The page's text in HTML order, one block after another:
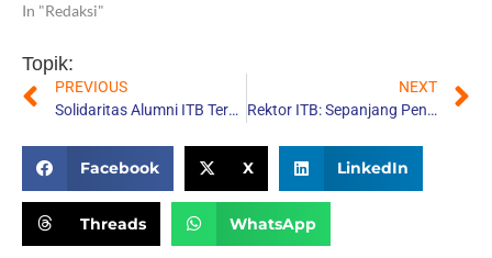
In "Redaksi"
Topik:
PREVIOUS
Solidaritas Alumni ITB Terwujud Lewat Zakat dan Infak Gajah di ITB Ultra Marathon 2025
NEXT
Rektor ITB: Sepanjang Penyelenggaraan, Ajang Ultra Marathon Raup Rp 1,3 M
Share:
Facebook X LinkedIn
Threads WhatsApp